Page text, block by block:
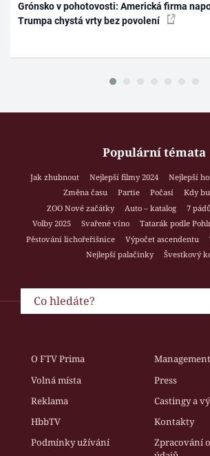
Grónsko v pohotovosti: Americká firma
Trumpa chystá vrty bez povolení
Populární témata
Jak zhubnout Nejlepší filmy 2024 Nejlepší
Změna času
Partie Počasí
Kdy
ZOO Nové začátky
Auto – katalog
7
Volby 2025
Svařené víno Tatarák podle
Pěstování lichořeřišnice
Výpočet ascendentu
Nejlepší palačinky
Švestkový
O FTV Prima
Management
Volná místa
Press
Reklama
Castingy a
HbbTV
Kontakty
Podmínky užívání
Zpracování